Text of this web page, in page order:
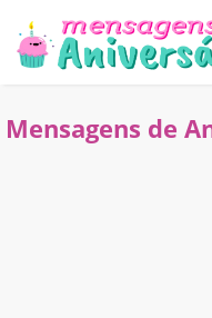
Mensagens de